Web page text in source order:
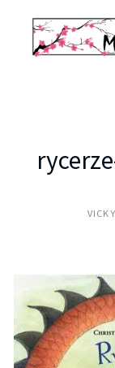
VICKY